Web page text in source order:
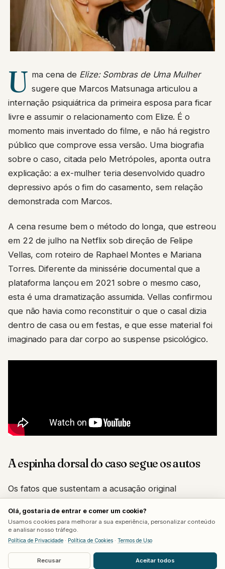
U ma cena de Elize: Sombras de Uma Mulher
sugere que Marcos Matsunaga articulou a
internação psiquiátrica da primeira esposa para ficar
livre e assumir o relacionamento com Elize. É o
momento mais inventado do filme, e não há registro
público que comprove essa versão. Uma biografia
sobre o caso, citada pelo Metrópoles, aponta outra
explicação: a ex-mulher teria desenvolvido quadro
depressivo após o fim do casamento, sem relação
demonstrada com Marcos.
A cena resume bem o método do longa, que estreou
em 22 de julho na Netflix sob direção de Felipe
Vellas, com roteiro de Raphael Montes e Mariana
Torres. Diferente da minissérie documental que a
plataforma lançou em 2021 sobre o mesmo caso,
esta é uma dramatização assumida. Vellas confirmou
que não havia como reconstituir o que o casal dizia
dentro de casa ou em festas, e que esse material foi
imaginado para dar corpo ao suspense psicológico.
A espinha dorsal do caso segue os autos
Os fatos que sustentam a acusação original
trabalhava como acompanhante quando conheceu
Marcos, ainda casado na época, e deixou a atividade
quando o relacionamento avançou. A investigação
particular que ela contratou também é real: um
Olá, gostaria de entrar e comer um cookie?
Usamos cookies para melhorar a sua experiência, personalizar conteúdo
e analisar nosso tráfego.
Política de Privacidade · Política de Cookies · Termos de Uso
Recusar Aceitar todos